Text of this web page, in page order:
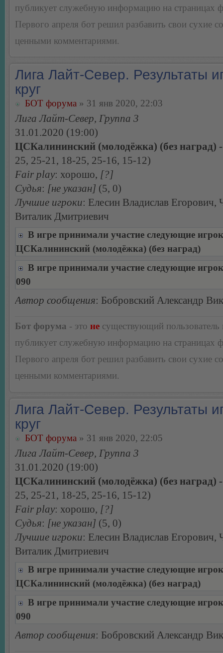
публикует служебную информацию на страницах
Первого апреля бот решил разбавить свои сухие
ценными комментариями.
Лига Лайт-Север. Результаты
круг
БОТ форума » 31 янв 2020, 22:03
Лига Лайт-Север, Группа 3
31.01.2020 (19:00)
ЦСКалининский (молодёжка) (без наград)
25, 25-21, 18-25, 25-16, 15-12)
Fair play: хорошо, [?]
Судья: [не указан] (5, 0)
Лучшие игроки: Елесин Владислав
Виталик Дмитриевич
В игре принимали участие следующие
ЦСКалининский (молодёжка) (без наград)
В игре принимали участие следующие
090
Автор сообщения: Бобровский Александр
Бот форума - это не существующий пользователь
публикует служебную информацию на страницах
Первого апреля бот решил разбавить свои сухие
ценными комментариями.
Лига Лайт-Север. Результаты
круг
БОТ форума » 31 янв 2020, 22:05
Лига Лайт-Север, Группа 3
31.01.2020 (19:00)
ЦСКалининский (молодёжка) (без наград)
25, 25-21, 18-25, 25-16, 15-12)
Fair play: хорошо, [?]
Судья: [не указан] (5, 0)
Лучшие игроки: Елесин Владислав
Виталик Дмитриевич
В игре принимали участие следующие
ЦСКалининский (молодёжка) (без наград)
В игре принимали участие следующие
090
Автор сообщения: Бобровский Александр